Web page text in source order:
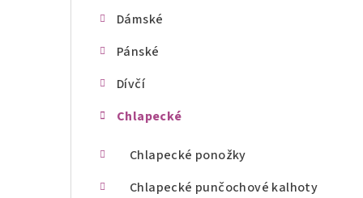
Dámské
Pánské
Dívčí
Chlapecké
Chlapecké ponožky
Chlapecké punčochové kalhoty